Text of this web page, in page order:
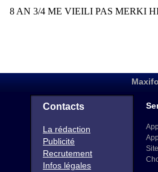
Contacts
La rédaction
Publicité
Recrutement
Infos légales